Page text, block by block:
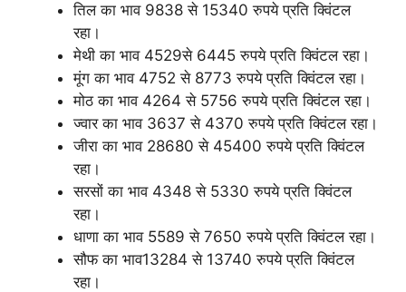
तिल का भाव 9838 से 15340 रुपये प्रति क्विंटल
रहा।
मेथी का भाव 4529से 6445 रुपये प्रति क्विंटल रहा।
मूंग का भाव 4752 से 8773 रुपये प्रति क्विंटल रहा।
मोठ का भाव 4264 से 5756 रुपये प्रति क्विंटल रहा।
ज्वार का भाव 3637 से 4370 रुपये प्रति क्विंटल रहा।
जीरा का भाव 28680 से 45400 रुपये प्रति क्विंटल
रहा।
सरसों का भाव 4348 से 5330 रुपये प्रति क्विंटल
रहा।
धाणा का भाव 5589 से 7650 रुपये प्रति क्विंटल रहा।
सौफ का भाव13284 से 13740 रुपये प्रति क्विंटल
रहा।